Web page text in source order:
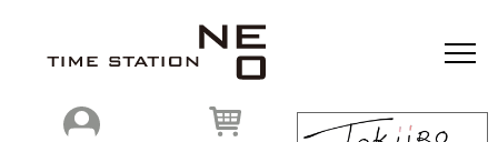
時計を探す